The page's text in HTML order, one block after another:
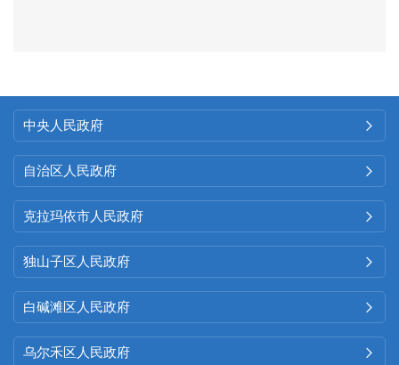
工作日内通过克拉玛依区人民政
府网站、政务新媒体等平台予以
公开，确保信息发布及时、准
确、规范。2025年，克拉玛依区
发改委通过政府信息网共发布信
息 123条。其中：农产品监测栏目
按照工作要求每周更新 2 次，截
至目前共公布农产品监测信息111
期。部门工作、“放管服”改革、财
中央人民政府 
自治区人民政府 
克拉玛依市人民政府 
独山子区人民政府 
白碱滩区人民政府 
乌尔禾区人民政府 